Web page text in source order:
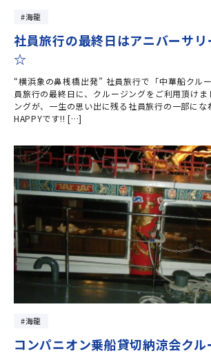
海龍
社員旅行の最終日はアニバーサ
☆
“横浜象の鼻桟橋出発” 社員旅行で「中華船クル
員旅行の最終日に、クルージングをご利用頂け
ングが、一生の思い出に残る社員旅行の一部に
HAPPYです!! […]
海龍
コンパニオン乗船貸切納涼会ク